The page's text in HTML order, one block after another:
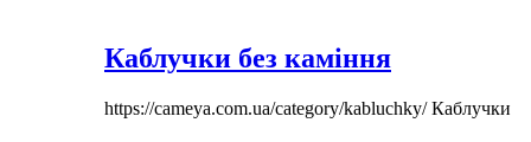
Каблучки без каміння
https://cameya.com.ua/category/kabluchky/Каблучки